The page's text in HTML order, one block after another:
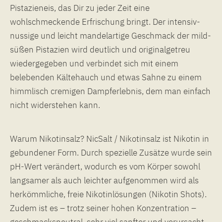
Pistazieneis, das Dir zu jeder Zeit eine
wohlschmeckende Erfrischung bringt. Der intensiv-
nussige und leicht mandelartige Geschmack der mild-
süßen Pistazien wird deutlich und originalgetreu
wiedergegeben und verbindet sich mit einem
belebenden Kältehauch und etwas Sahne zu einem
himmlisch cremigen Dampferlebnis, dem man einfach
nicht widerstehen kann.
Warum Nikotinsalz? NicSalt / Nikotinsalz ist Nikotin in
gebundener Form. Durch spezielle Zusätze wurde sein
pH-Wert verändert, wodurch es vom Körper sowohl
langsamer als auch leichter aufgenommen wird als
herkömmliche, freie Nikotinlösungen (Nikotin Shots).
Zudem ist es – trotz seiner hohen Konzentration –